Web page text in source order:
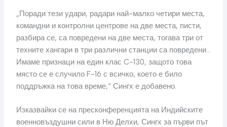
„Поради тези удари, радари най-малко четири места,
командни и контролни центрове на две места, писти,
разбира се, са повредени на две места, тогава три от
техните хангари в три различни станции са повредени…
Имаме признаци на един клас C-130, защото това
място се е случило F-16 с всичко, което е било
поддръжка на това време,“ Сингх е добавено.
Изказвайки се на пресконференцията на Индийските
военновъздушни сили в Ню Делхи, Сингх за първи път